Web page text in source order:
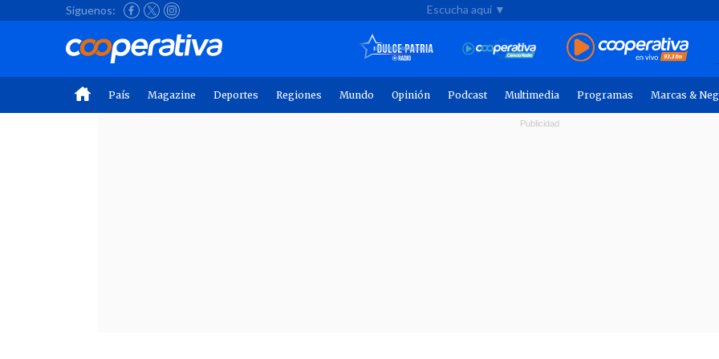
Síguenos: Escucha aquí ▼
País Magazine Deportes Regiones Mundo Opinión Podcast Multimedia Programas Marcas &